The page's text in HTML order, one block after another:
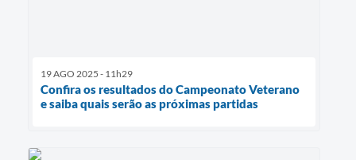
19 AGO 2025 - 11h29
Confira os resultados do Campeonato Veterano
e saiba quais serão as próximas partidas